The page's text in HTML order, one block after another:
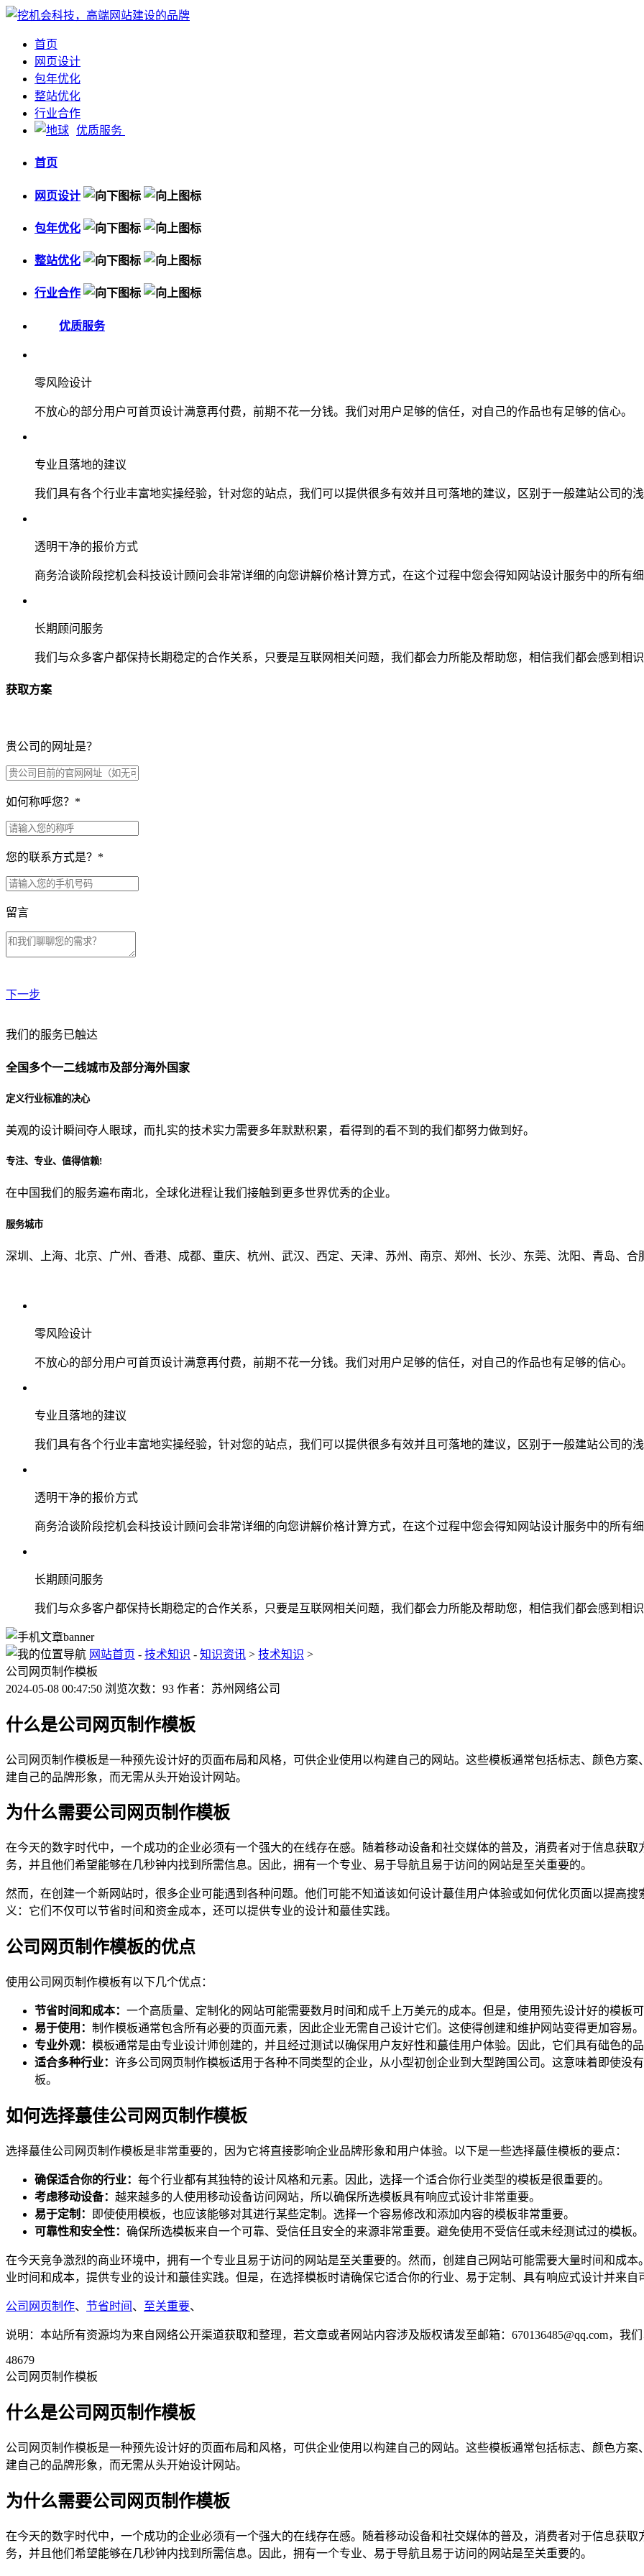
首页
网页设计
包年优化
整站优化
行业合作
优质服务
首页
网页设计
包年优化
整站优化
行业合作
优质服务
零风险设计
不放心的部分用户可首页设计满意再付费，前期不花一分钱。我们对用户足够的信任，对自己的作品也有足够的信心。
专业且落地的建议
我们具有各个行业丰富地实操经验，针对您的站点，我们可以提供很多有效并且可落地的建议，区别于一般建站公司的
透明干净的报价方式
商务洽谈阶段挖机会科技设计顾问会非常详细的向您讲解价格计算方式，在这个过程中您会得知网站设计服务中的所有
长期顾问服务
我们与众多客户都保持长期稳定的合作关系，只要是互联网相关问题，我们都会力所能及帮助您，相信我们都会感到相
获取方案
贵公司的网址是？
如何称呼您？ *
您的联系方式是？ *
留言
下一步
贵公司预算范围是？
贵公司的团队规模是？
从哪里了解到我们？
我们的服务已触达
全国多个一二线城市及部分海外国家
定义行业标准的决心
美观的设计瞬间夺人眼球，而扎实的技术实力需要多年默默积累，看得到的看不到的我们都努力做到好。
专注、专业、值得信赖!
在中国我们的服务遍布南北，全球化进程让我们接触到更多世界优秀的企业。
服务城市
深圳、上海、北京、广州、香港、成都、重庆、杭州、武汉、西定、天津、苏州、南京、郑州、长沙、东莞、沈阳、青岛、合
零风险设计
不放心的部分用户可首页设计满意再付费，前期不花一分钱。我们对用户足够的信任，对自己的作品也有足够的信心。
专业且落地的建议
我们具有各个行业丰富地实操经验，针对您的站点，我们可以提供很多有效并且可落地的建议，区别于一般建站公司的
透明干净的报价方式
商务洽谈阶段挖机会科技设计顾问会非常详细的向您讲解价格计算方式，在这个过程中您会得知网站设计服务中的所有
长期顾问服务
我们与众多客户都保持长期稳定的合作关系，只要是互联网相关问题，我们都会力所能及帮助您，相信我们都会感到相
网站首页 - 技术知识 - 知识资讯 > 技术知识 >
公司网页制作模板
2024-05-08 00:47:50 浏览次数：93 作者：苏州网络公司
什么是公司网页制作模板
公司网页制作模板是一种预先设计好的页面布局和风格，可供企业使用以构建自己的网站。这些模板通常包括标志、颜色方
建自己的品牌形象，而无需从头开始设计网站。
为什么需要公司网页制作模板
在今天的数字时代中，一个成功的企业必须有一个强大的在线存在感。随着移动设备和社交媒体的普及，消费者对于信息获
务，并且他们希望能够在几秒钟内找到所需信息。因此，拥有一个专业、易于导航且易于访问的网站是至关重要的。
然而，在创建一个新网站时，很多企业可能遇到各种问题。他们可能不知道该如何设计蕞佳用户体验或如何优化页面以提高
义：它们不仅可以节省时间和资金成本，还可以提供专业的设计和蕞佳实践。
公司网页制作模板的优点
使用公司网页制作模板有以下几个优点：
节省时间和成本： 一个高质量、定制化的网站可能需要数月时间和成千上万美元的成本。但是，使用预先设计好的模板
易于使用： 制作模板通常包含所有必要的页面元素，因此企业无需自己设计它们。这使得创建和维护网站变得更加容易。
专业外观： 模板通常是由专业设计师创建的，并且经过测试以确保用户友好性和蕞佳用户体验。因此，它们具有础色的
适合多种行业： 许多公司网页制作模板适用于各种不同类型的企业，从小型初创企业到大型跨国公司。这意味着即使没
板。
如何选择蕞佳公司网页制作模板
选择蕞佳公司网页制作模板是非常重要的，因为它将直接影响企业品牌形象和用户体验。以下是一些选择蕞佳模板的要点：
确保适合你的行业： 每个行业都有其独特的设计风格和元素。因此，选择一个适合你行业类型的模板是很重要的。
考虑移动设备： 越来越多的人使用移动设备访问网站，所以确保所选模板具有响应式设计非常重要。
易于定制：
即使使用模板，也应该能够对其进行某些定制。选择一个容易修改和添加内容的模板非常重要。
可靠性和安全性： 确保所选模板来自一个可靠、受信任且安全的来源非常重要。避免使用不受信任或未经测试过的模板。
在今天竞争激烈的商业环境中，拥有一个专业且易于访问的网站是至关重要的。然而，创建自己网站可能需要大量时间和成
业时间和成本，提供专业的设计和蕞佳实践。但是，在选择模板时请确保它适合你的行业、易于定制、具有响应式设计并来自
公司网页制作、 节省时间 、 至关重要、
说明：本站所有资源均为来自网络公开渠道获取和整理，若文章或者网站内容涉及版权请发至邮箱：670136485@qq.com，我
48679
公司网页制作模板
什么是公司网页制作模板
公司网页制作模板是一种预先设计好的页面布局和风格，可供企业使用以构建自己的网站。这些模板通常包括标志、颜色方
建自己的品牌形象，而无需从头开始设计网站。
为什么需要公司网页制作模板
在今天的数字时代中，一个成功的企业必须有一个强大的在线存在感。随着移动设备和社交媒体的普及，消费者对于信息获
务，并且他们希望能够在几秒钟内找到所需信息。因此，拥有一个专业、易于导航且易于访问的网站是至关重要的。